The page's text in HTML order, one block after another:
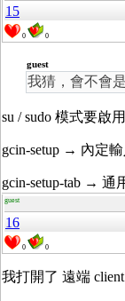
15
0 0
guest
我猜，會不會
su / sudo 模式要啟
gcin-setup → 內定
gcin-setup-tab → 通
guest
16
0 0
我打開了 遠端